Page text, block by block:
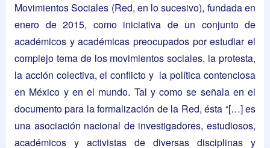
Movimientos Sociales (Red, en lo sucesivo), fundada en
enero de 2015, como iniciativa de un conjunto de
académicos y académicas preocupados por estudiar el
complejo tema de los movimientos sociales, la protesta,
la acción colectiva, el conflicto y la política contenciosa
en México y en el mundo. Tal y como se señala en el
documento para la formalización de la Red, ésta “[…] es
una asociación nacional de investigadores, estudiosos,
académicos y activistas de diversas disciplinas y